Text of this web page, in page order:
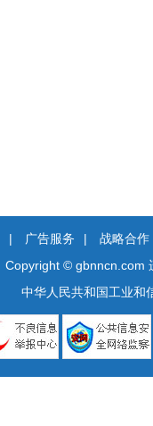
| 广告服务 |
战略合作
Copyright © gbnncn.com
中华人民共和国工业和